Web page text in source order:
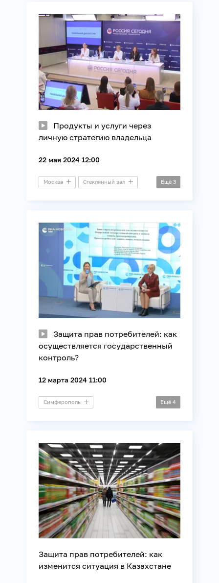
Продукты и услуги через
личную стратегию владельца
22 мая 2024 12:00
Москва Стеклянный зал Ещё 3
Защита прав потребителей: как
осуществляется государственный
контроль?
12 марта 2024 11:00
Симферополь
Юриспруденция
Ещё 4
Защита прав потребителей: как
изменится ситуация в Казахстане